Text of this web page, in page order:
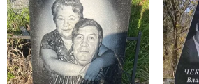
Памятники из белого
Креативные
Кресты из белого
Фигурные